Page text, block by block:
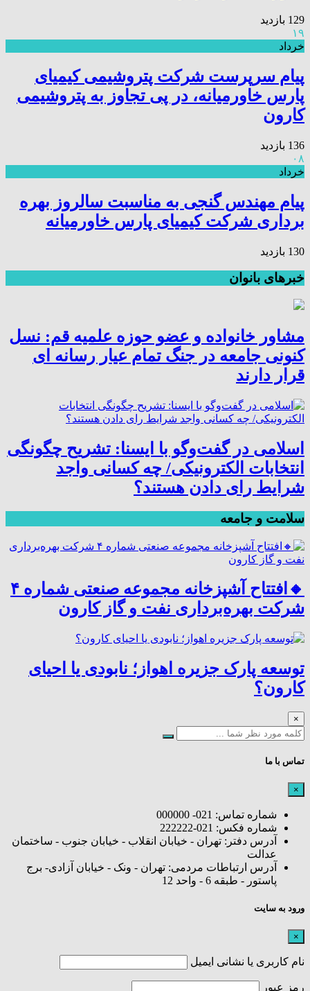
129 بازدید
۱۹
خرداد
پیام سرپرست شرکت پتروشیمی کیمیای
پارس خاورمیانه، در پی تجاوز به پتروشیمی
کارون
136 بازدید
۰۸
خرداد
پیام مهندس گنجی به مناسبت سالروز بهره
برداری شرکت کیمیای پارس خاورمیانه
130 بازدید
خبرهای بانوان
مشاور خانواده و عضو حوزه علمیه قم: نسل
کنونی جامعه در جنگ تمام عیار رسانه ای
قرار دارند
اسلامی در گفت‌وگو با ایسنا: تشریح چگونگی
انتخابات الکترونیکی/ چه کسانی واجد
شرایط رای دادن هستند؟
سلامت و جامعه
🔸افتتاح آشپزخانه مجموعه صنعتی شماره ۴
شرکت بهره‌برداری نفت و گاز کارون
توسعه پارک جزیره اهواز؛ نابودی یا احیای
کارون؟
×
تماس با ما
×
شماره تماس: 021- 000000
شماره فکس: 021-222222
آدرس دفتر: تهران - خیابان انقلاب - خیابان جنوب - ساختمان
عدالت
آدرس ارتباطات مردمی: تهران - ونک - خیابان آزادی- برج
پاستور - طبقه 6 - واحد 12
ورود به سایت
×
نام کاربری یا نشانی ایمیل
رمز عبور